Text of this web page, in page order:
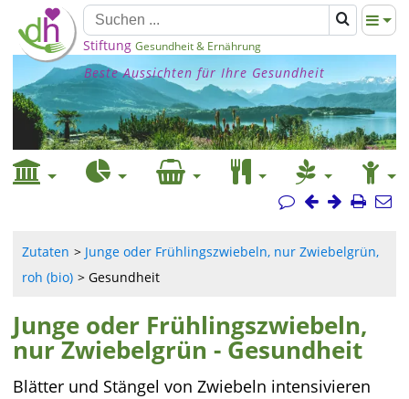
Stiftung Gesundheit & Ernährung
Beste Aussichten für Ihre Gesundheit
Zutaten
Junge oder Frühlingszwiebeln, nur Zwiebelgrün,
roh (bio)
Gesundheit
Junge oder Frühlingszwiebeln,
nur Zwiebelgrün - Gesundheit
Blätter und Stängel von Zwiebeln intensivieren